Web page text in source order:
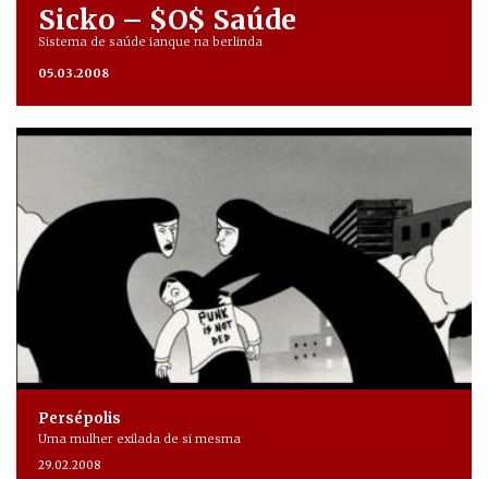
Sicko – $O$ Saúde
Sistema de saúde ianque na berlinda
05.03.2008
Persépolis
Uma mulher exilada de si mesma
29.02.2008